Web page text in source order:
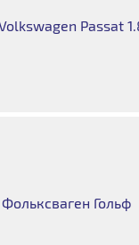
Passat
Гольф